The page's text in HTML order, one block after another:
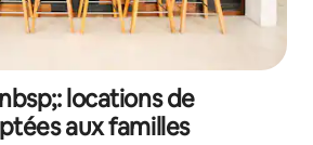
locations de
aux familles